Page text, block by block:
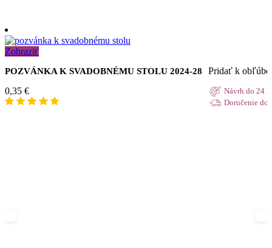
Zobraziť
POZVÁNKA K SVADOBNÉMU STOLU 2024-28
Pridať k
0,35 €
Návrh do 24
Doručenie do